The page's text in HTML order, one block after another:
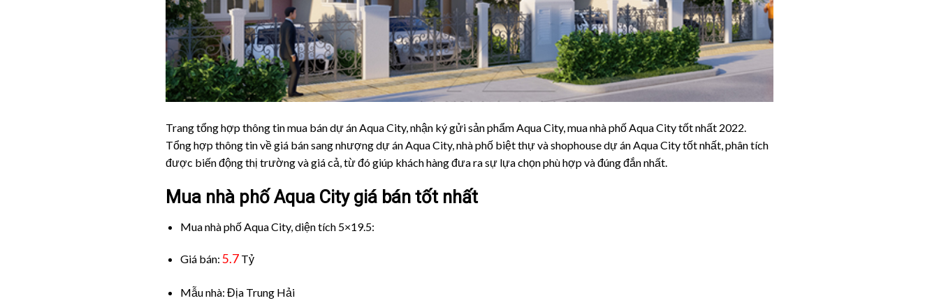
Trang tổng hợp thông tin mua bán dự án Aqua City, nhận ký gửi sản phẩm Aqua City, mua nhà phố Aqua City tốt nhất 2022.
Tổng hợp thông tin về giá bán sang nhượng dự án Aqua City, nhà phố biệt thự và shophouse dự án Aqua City tốt nhất, phân tích
được biến động thị trường và giá cả, từ đó giúp khách hàng đưa ra sự lựa chọn phù hợp và đúng đắn nhất.
Mua nhà phố Aqua City giá bán tốt nhất
Mua nhà phố Aqua City, diện tích 5×19.5:
Giá bán: 5.7 Tỷ
Mẫu nhà: Địa Trung Hải